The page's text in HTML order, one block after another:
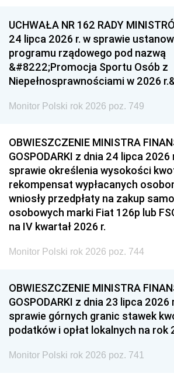
UCHWAŁA NR 162 RADY
24 lipca 2026 r. w sprawie
programu rządowego pod nazwą
&#8222;Promocja Sportu Osób z
Niepełnosprawnościami w 2026
Monitor Polski rok 2026 poz. 749
OBWIESZCZENIE MINISTRA
GOSPODARKI z dnia 24 lipca 2026
sprawie określenia wysokości
rekompensat wypłacanych
wniosły przedpłaty na zakup
osobowych marki Fiat 126p lub
na IV kwartał 2026 r.
Monitor Polski rok 2026 poz. 744
OBWIESZCZENIE MINISTRA
GOSPODARKI z dnia 23 lipca 2026
sprawie górnych granic stawek
podatków i opłat lokalnych na rok
Monitor Polski rok 2026 poz. 741